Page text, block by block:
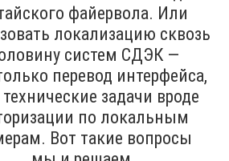
файервола. Или
локализацию сквозь
систем СДЭК —
перевод интерфейса,
задачи вроде
по локальным
Вот такие вопросы